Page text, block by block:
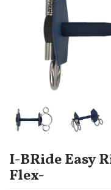
I-BRide Easy
Flex-